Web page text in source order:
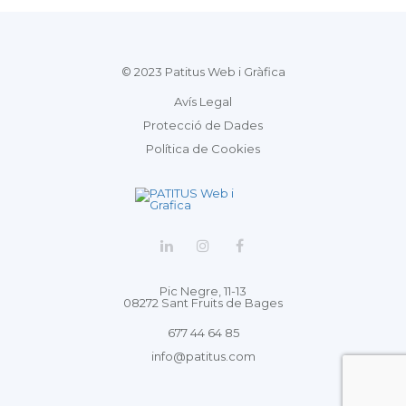
© 2023 Patitus Web i Gràfica
Avís Legal
Protecció de Dades
Política de Cookies
Pic Negre, 11-13
08272 Sant Fruits de Bages
677 44 64 85
info@patitus.com